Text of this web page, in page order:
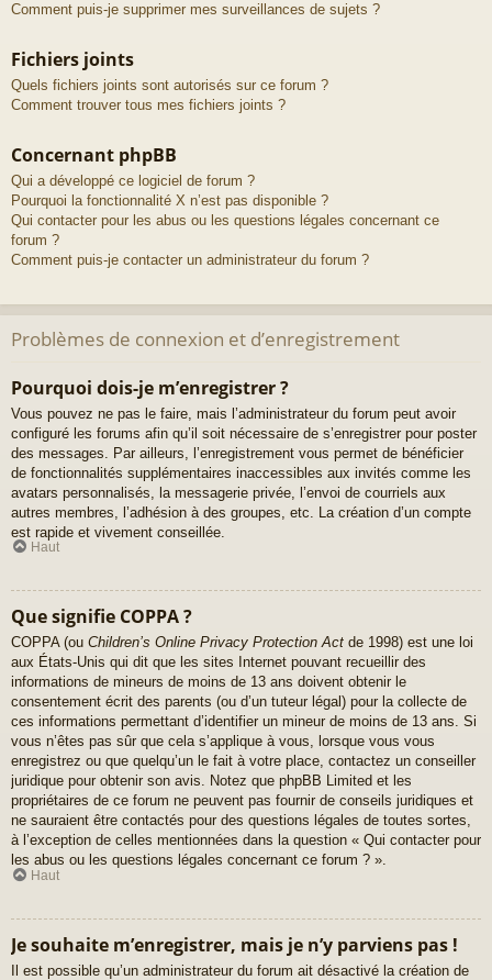
Comment puis-je supprimer mes surveillances de sujets ?
Fichiers joints
Quels fichiers joints sont autorisés sur ce forum ?
Comment trouver tous mes fichiers joints ?
Concernant phpBB
Qui a développé ce logiciel de forum ?
Pourquoi la fonctionnalité X n’est pas disponible ?
Qui contacter pour les abus ou les questions légales concernant ce
forum ?
Comment puis-je contacter un administrateur du forum ?
Problèmes de connexion et d’enregistrement
Pourquoi dois-je m’enregistrer ?
Vous pouvez ne pas le faire, mais l’administrateur du forum peut avoir
configuré les forums afin qu’il soit nécessaire de s’enregistrer pour poster
des messages. Par ailleurs, l’enregistrement vous permet de bénéficier
de fonctionnalités supplémentaires inaccessibles aux invités comme les
avatars personnalisés, la messagerie privée, l’envoi de courriels aux
autres membres, l’adhésion à des groupes, etc. La création d’un compte
est rapide et vivement conseillée.
Haut
Que signifie COPPA ?
COPPA (ou Children’s Online Privacy Protection Act de 1998) est une loi
aux États-Unis qui dit que les sites Internet pouvant recueillir des
informations de mineurs de moins de 13 ans doivent obtenir le
consentement écrit des parents (ou d’un tuteur légal) pour la collecte de
ces informations permettant d’identifier un mineur de moins de 13 ans. Si
vous n’êtes pas sûr que cela s’applique à vous, lorsque vous vous
enregistrez ou que quelqu’un le fait à votre place, contactez un conseiller
juridique pour obtenir son avis. Notez que phpBB Limited et les
propriétaires de ce forum ne peuvent pas fournir de conseils juridiques et
ne sauraient être contactés pour des questions légales de toutes sortes,
à l’exception de celles mentionnées dans la question « Qui contacter pour
les abus ou les questions légales concernant ce forum ? ».
Haut
Je souhaite m’enregistrer, mais je n’y parviens pas !
Il est possible qu’un administrateur du forum ait désactivé la création de